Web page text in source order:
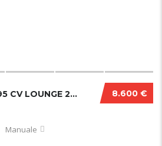
8.600 €
FIAT 500 1.3 DIESEL 95 CV LOUNGE 2017
Manuale